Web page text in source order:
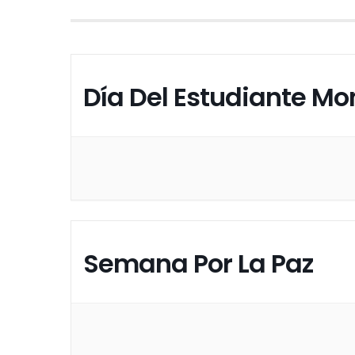
Día Del Estudiante
Semana Por La Paz